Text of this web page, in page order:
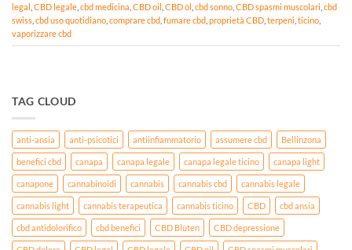
legal CBD legale cbd medicina CBD oil CBD öl cbd sonno CBD spasmi muscolari cbd
swiss cbd uso quotidiano comprare cbd fumare cbd proprietà CBD terpeni ticino
vaporizzare cbd
TAG CLOUD
anti-ansia anti-psicotici antiinfiammatorio assumere cbd Bellinzona
benefici cbd canapa canapa legale canapa legale ticino canapa light
canapone cannabinoidi cannabis cannabis cbd cannabis legale
cannabis light cannabis terapeutica cannabis ticino CBD cbd ansia
cbd antidolorifico cbd benefici CBD Blüten CBD depressione